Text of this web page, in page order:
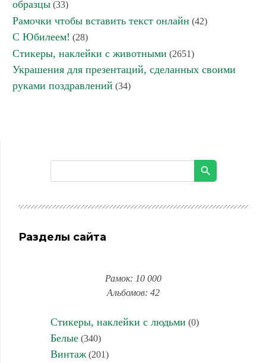
образцы (33)
Рамочки чтобы вставить текст онлайн (42)
С Юбилеем! (28)
Стикеры, наклейки с животными (2651)
Украшения для презентаций, сделанных своими
руками поздравлений (34)
Разделы сайта
Рамок: 10 000
Альбомов: 42
Стикеры, наклейки с людьми (0)
Белые(340)
Винтаж(201)